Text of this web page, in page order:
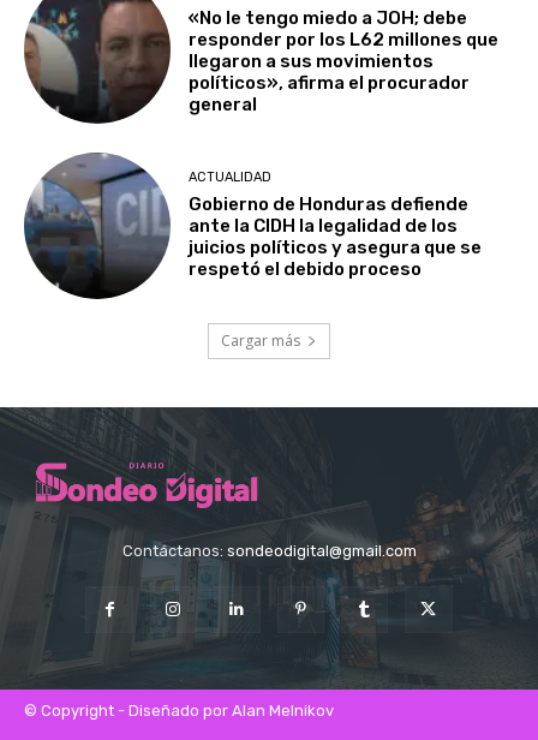
«No le tengo miedo a JOH; debe
responder por los L62 millones que
llegaron a sus movimientos
políticos», afirma el procurador
general
ACTUALIDAD
Gobierno de Honduras defiende
ante la CIDH la legalidad de los
juicios políticos y asegura que se
respetó el debido proceso
Cargar más
Contáctanos: sondeodigital@gmail.com
© Copyright - Diseñado por Alan Melnikov